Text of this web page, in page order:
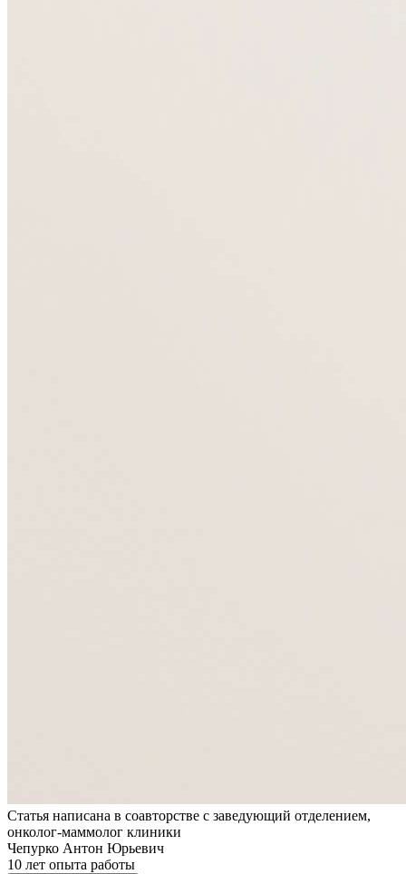
Статья написана в соавторстве с заведующий отделением,
онколог-маммолог клиники
Чепурко Антон Юрьевич
10 лет опыта работы